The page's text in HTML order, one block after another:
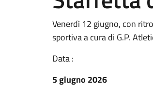
Venerdì 12 giugno, con
sportiva a cura di G.P.
Data :
5 giugno 2026